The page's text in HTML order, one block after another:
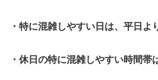
・特に混雑しやすい日は、平日よ
・休日の特に混雑しやすい時間帯